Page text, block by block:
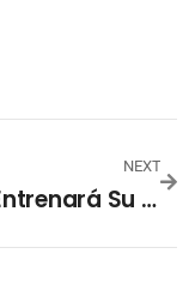
NEXT
Meta Entrenará Su IA De Video Con Películas De Terror